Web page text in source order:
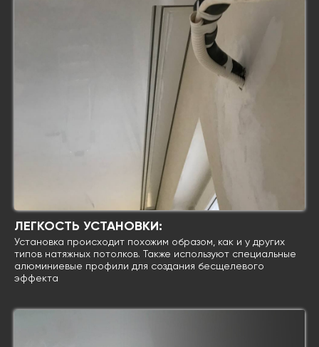
ЛЕГКОСТЬ УСТАНОВКИ:
Установка происходит похожим образом, как и у других
типов натяжных потолков. Также используют специальные
алюминиевые профили для создания бесщелевого
эффекта